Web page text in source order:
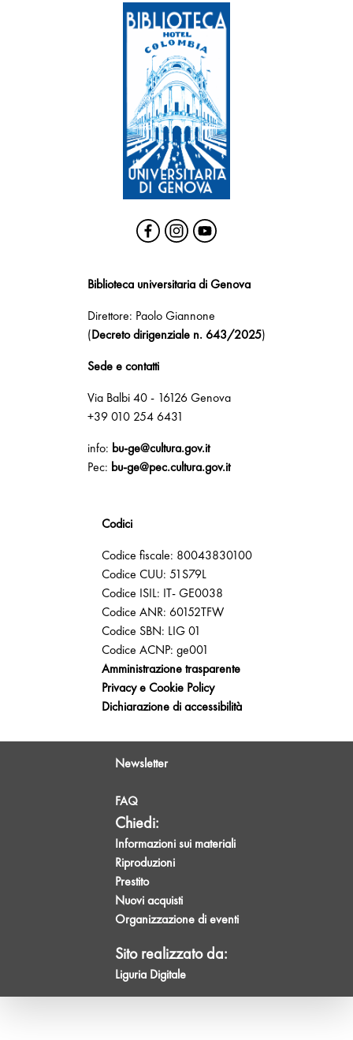
Biblioteca universitaria di Genova
Direttore: Paolo Giannone
(Decreto dirigenziale n. 643/2025)
Sede e contatti
Via Balbi 40 - 16126 Genova
+39 010 254 6431
info: bu-ge@cultura.gov.it
Pec: bu-ge@pec.cultura.gov.it
Codici
Codice fiscale: 80043830100
Codice CUU: 51S79L
Codice ISIL: IT- GE0038
Codice ANR: 60152TFW
Codice SBN: LIG 01
Codice ACNP: ge001
Amministrazione trasparente
Privacy e Cookie Policy
Dichiarazione di accessibilità
Newsletter
FAQ
Chiedi:
Informazioni sui materiali
Riproduzioni
Prestito
Nuovi acquisti
Organizzazione di eventi
Sito realizzato da:
Liguria Digitale